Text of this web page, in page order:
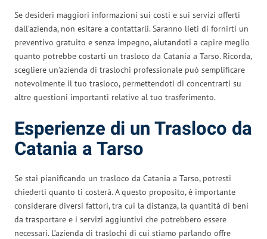
Se desideri maggiori informazioni sui costi e sui servizi offerti
dall’azienda, non esitare a contattarli. Saranno lieti di fornirti un
preventivo gratuito e senza impegno, aiutandoti a capire meglio
quanto potrebbe costarti un trasloco da Catania a Tarso. Ricorda,
scegliere un’azienda di traslochi professionale può semplificare
notevolmente il tuo trasloco, permettendoti di concentrarti su
altre questioni importanti relative al tuo trasferimento.
Esperienze di un Trasloco da
Catania a Tarso
Se stai pianificando un trasloco da Catania a Tarso, potresti
chiederti quanto ti costerà. A questo proposito, è importante
considerare diversi fattori, tra cui la distanza, la quantità di beni
da trasportare e i servizi aggiuntivi che potrebbero essere
necessari. L’azienda di traslochi di cui stiamo parlando offre